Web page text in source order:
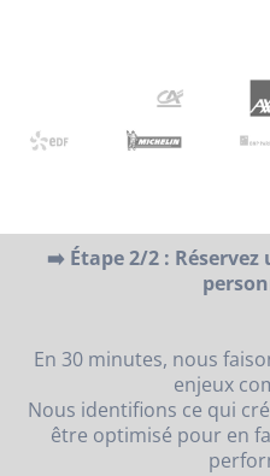
➡️ Étape 2/2 :
En 30 minutes, nous
enjeux
Nous identifions ce qui
être optimisé pour en